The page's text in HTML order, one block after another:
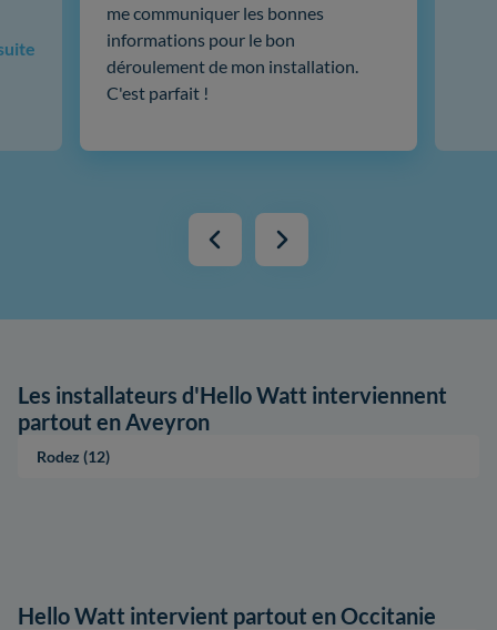
me communiquer les bonnes
informations pour le bon
déroulement de mon installation.
C'est parfait !
Les installateurs d'Hello Watt interviennent
partout en Aveyron
Rodez (12)
Hello Watt intervient partout en Occitanie